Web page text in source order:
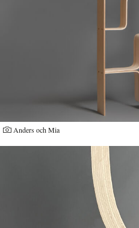
Anders och Mia